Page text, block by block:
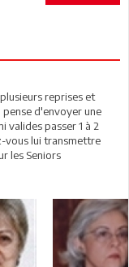
reprises et
pense d'envoyer une
valides passer 1 à 2
vous lui transmettre
les Seniors